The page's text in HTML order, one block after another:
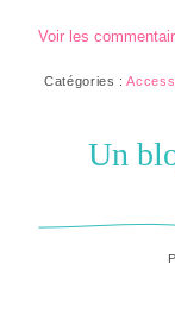
Voir les
Catégories :
Un